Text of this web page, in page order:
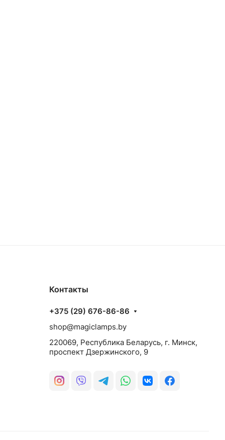
Контакты
+375 (29) 676-86-86
shop@magiclamps.by
220069, Республика Беларусь, г. Минск,
проспект Дзержинского, 9